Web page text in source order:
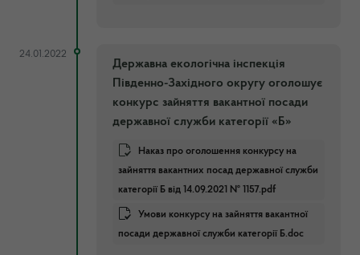
24.01.2022
Державна екологічна інспекція
Південно-Західного округу оголошує
конкурс зайняття вакантної посади
державної служби категорії «Б»
Наказ про оголошення конкурсу на
зайняття вакантних посад державної служби
категорії Б від 14.09.2021 № 1157.pdf
Умови конкурсу на зайняття вакантної
посади державної служби категорії Б.doc